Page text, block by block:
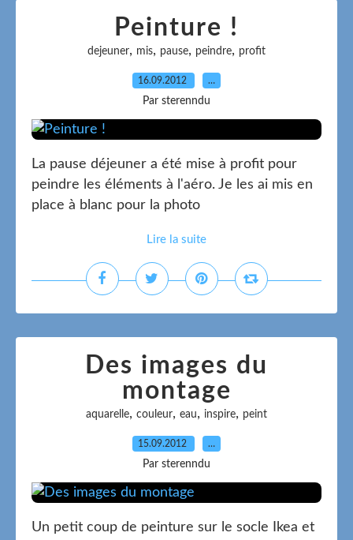
Peinture !
dejeuner, mis, pause, peindre, profit
16.09.2012 …
Par sterenndu
La pause déjeuner a été mise à profit pour
peindre les éléments à l'aéro. Je les ai mis en
place à blanc pour la photo
Lire la suite
Des images du
montage
aquarelle, couleur, eau, inspire, peint
15.09.2012 …
Par sterenndu
Un petit coup de peinture sur le socle Ikea et